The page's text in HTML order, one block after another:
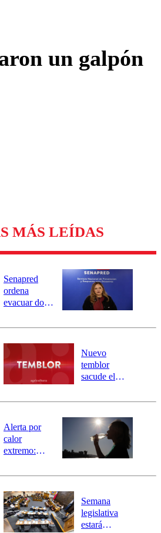
un galpón
MÁS LEÍDAS
Senapred
ordena
evacuar dos
Carahue por
río Damas:
activa
mensajería
SAE
Nuevo
temblor
sacude el
revisa la
epicentro
Alerta por
calor
extremo:
activa Alerta
Preventiva en
tres comunas
Semana
legislativa
estará